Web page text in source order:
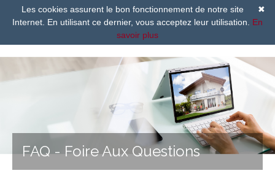
FAQ - Foire Aux Questions
✖
Les cookies assurent le bon fonctionnement de notre site
Internet. En utilisant ce dernier, vous acceptez leur utilisation. En
savoir plus